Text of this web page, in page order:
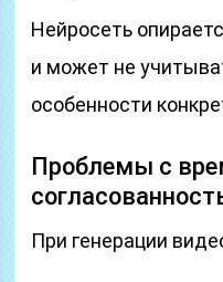
Нейросеть
и может не
особенности
Проблемы с
При генерации